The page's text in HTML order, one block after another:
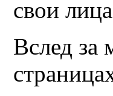
свои
Вслед за